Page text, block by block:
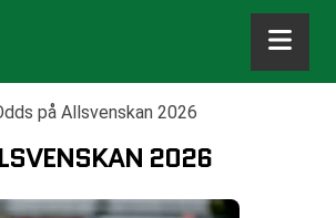
på Allsvenskan 2026
2026